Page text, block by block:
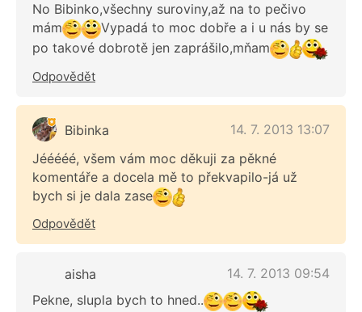
No Bibinko,všechny suroviny,až na to pečivo
mám
Vypadá to moc dobře a i u nás by se
po takové dobrotě jen zaprášilo,mňam
Odpovědět
Bibinka
14. 7. 2013 13:07
Jééééé, všem vám moc děkuji za pěkné
komentáře a docela mě to překvapilo-já už
bych si je dala zase
Odpovědět
aisha
14. 7. 2013 09:54
Pekne, slupla bych to hned..